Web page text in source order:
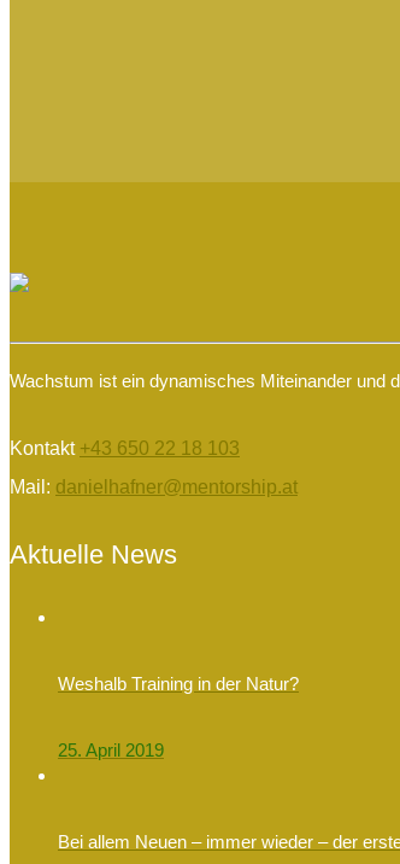
Wachstum ist ein dynamisches Miteinander und
Kontakt +43 650 22 18 103
Mail: danielhafner@mentorship.at
Aktuelle News
Weshalb Training in der Natur?
25. April 2019
Bei allem Neuen – immer wieder – der